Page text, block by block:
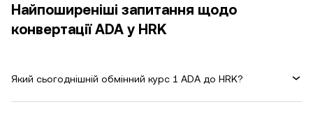
Найпоширеніші запитання щодо
конвертації ADA у HRK
Який сьогоднішній обмінний курс 1 ADA до HRK?